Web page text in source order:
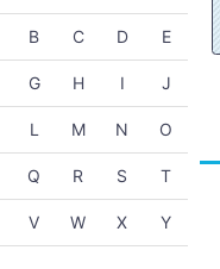
B C D E
G H I J
L M N O
Q R S T
V W X Y